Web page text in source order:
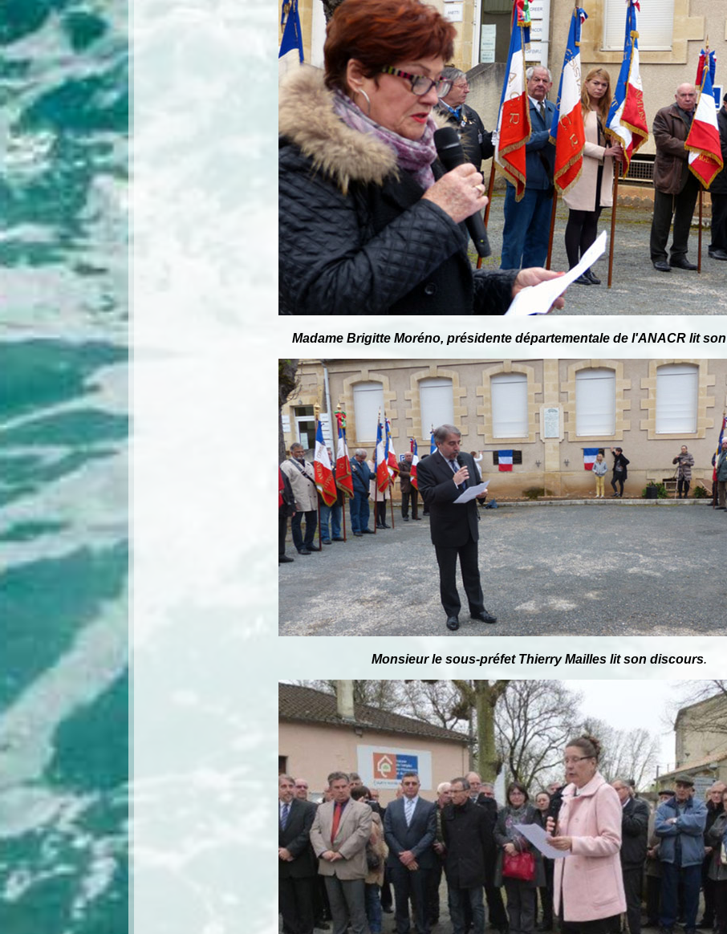
Madame Brigitte Moréno, présidente départementale de l'ANACR lit
Monsieur le sous-préfet Thierry Mailles lit son discours.